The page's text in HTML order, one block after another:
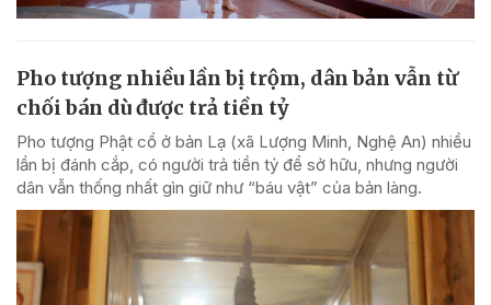
Pho tượng nhiều lần bị trộm, dân bản vẫn từ
chối bán dù được trả tiền tỷ
Pho tượng Phật cổ ở bản Lạ (xã Lượng Minh, Nghệ An) nhiều
lần bị đánh cắp, có người trả tiền tỷ để sở hữu, nhưng người
dân vẫn thống nhất gìn giữ như “báu vật” của bản làng.